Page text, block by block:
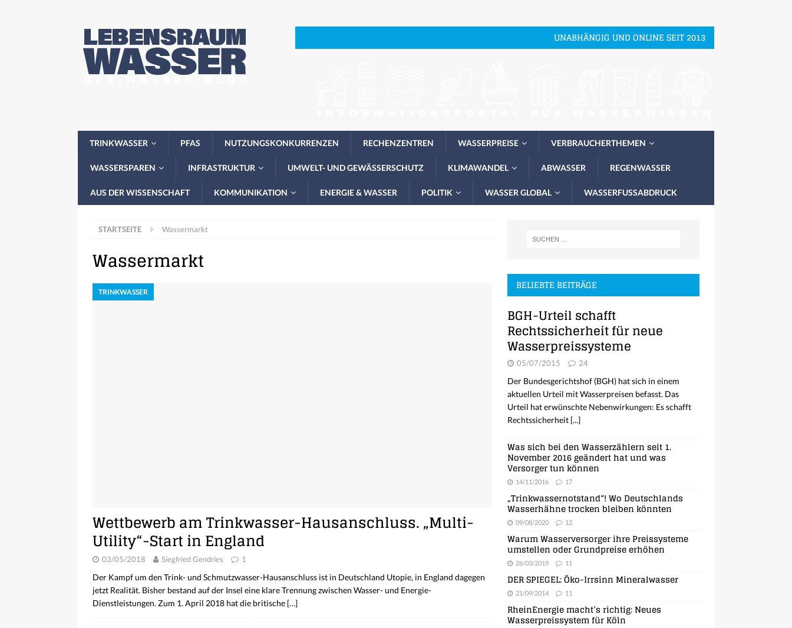
UNABHÄNGIG UND ONLINE SEIT 2013
TRINKWASSER PFAS NUTZUNGSKONKURRENZEN RECHENZENTREN WASSERPREISE VERBRAUCHERTHEMEN
WASSERSPAREN INFRASTRUKTUR UMWELT- UND GEWÄSSERSCHUTZ KLIMAWANDEL ABWASSER REGENWASSER
AUS DER WISSENSCHAFT KOMMUNIKATION ENERGIE & WASSER POLITIK WASSER GLOBAL WASSERFUSSABDRUCK
STARTSEITE Wassermarkt
Wassermarkt
TRINKWASSER
Wettbewerb am Trinkwasser-Hausanschluss. „Multi-
Utility“-Start in England
03/05/2018 Siegfried Gendries 1
Der Kampf um den Trink- und Schmutzwasser-Hausanschluss ist in Deutschland Utopie, in England dagegen
jetzt Realität. Bisher bestand auf der Insel eine klare Trennung zwischen Wasser- und Energie-
Dienstleistungen. Zum 1. April 2018 hat die britische […]
BELIEBTE BEITRÄGE
BGH-Urteil schafft
Rechtssicherheit für neue
Wasserpreissysteme
05/07/2015 24
Der Bundesgerichtshof (BGH) hat sich in einem
aktuellen Urteil mit Wasserpreisen befasst. Das
Urteil hat erwünschte Nebenwirkungen: Es schafft
Rechtssicherheit [...]
Was sich bei den Wasserzählern seit 1.
November 2016 geändert hat und was
Versorger tun können
14/11/2016 17
„Trinkwassernotstand“! Wo Deutschlands
Wasserhähne trocken bleiben könnten
09/08/2020 12
Warum Wasserversorger ihre Preissysteme
umstellen oder Grundpreise erhöhen
26/03/2019 11
DER SPIEGEL: Öko-Irrsinn Mineralwasser
21/09/2014 11
RheinEnergie macht’s richtig: Neues
Wasserpreissystem für Köln